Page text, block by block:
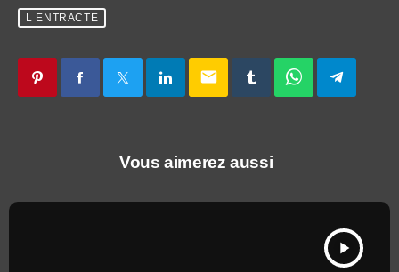
L ENTRACTE
email
Vous aimerez aussi
play_arrow